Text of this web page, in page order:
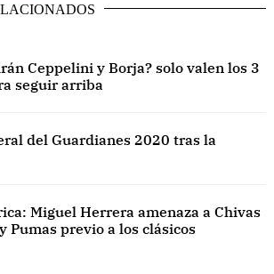
Ceppelini y Borja? solo valen los 3
seguir arriba
del Guardianes 2020 tras la
Miguel Herrera amenaza a Chivas
Pumas previo a los clásicos